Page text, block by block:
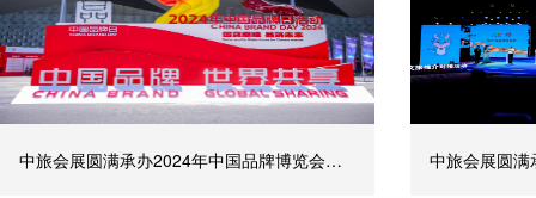
中旅会展圆满承办2024年中国品牌博览会集团专题展